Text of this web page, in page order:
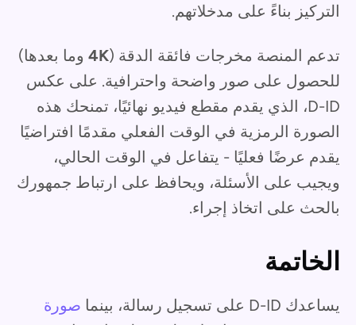
التركيز بناءً على مدخلاتهم.
تدعم المنصة مخرجات فائقة الدقة (4K وما بعدها)
للحصول على صور واضحة واحترافية. على عكس
D-ID، الذي يقدم مقطع فيديو نهائيًا، تمنحك هذه
الصورة الرمزية في الوقت الفعلي مقدمًا افتراضيًا
يقدم عرضًا فعليًا - يتفاعل في الوقت الحالي،
ويجيب على الأسئلة، ويحافظ على ارتباط جمهورك
بالحث على اتخاذ إجراء.
الخاتمة
يساعدك D-ID على تسجيل رسالة، بينما
صورة